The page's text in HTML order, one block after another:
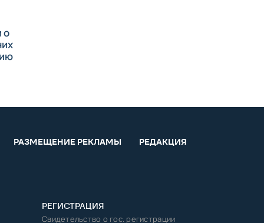
о
РАЗМЕЩЕНИЕ РЕКЛАМЫ РЕДАКЦИЯ
РЕГИСТРАЦИЯ
Свидетельство о гос. регистрации